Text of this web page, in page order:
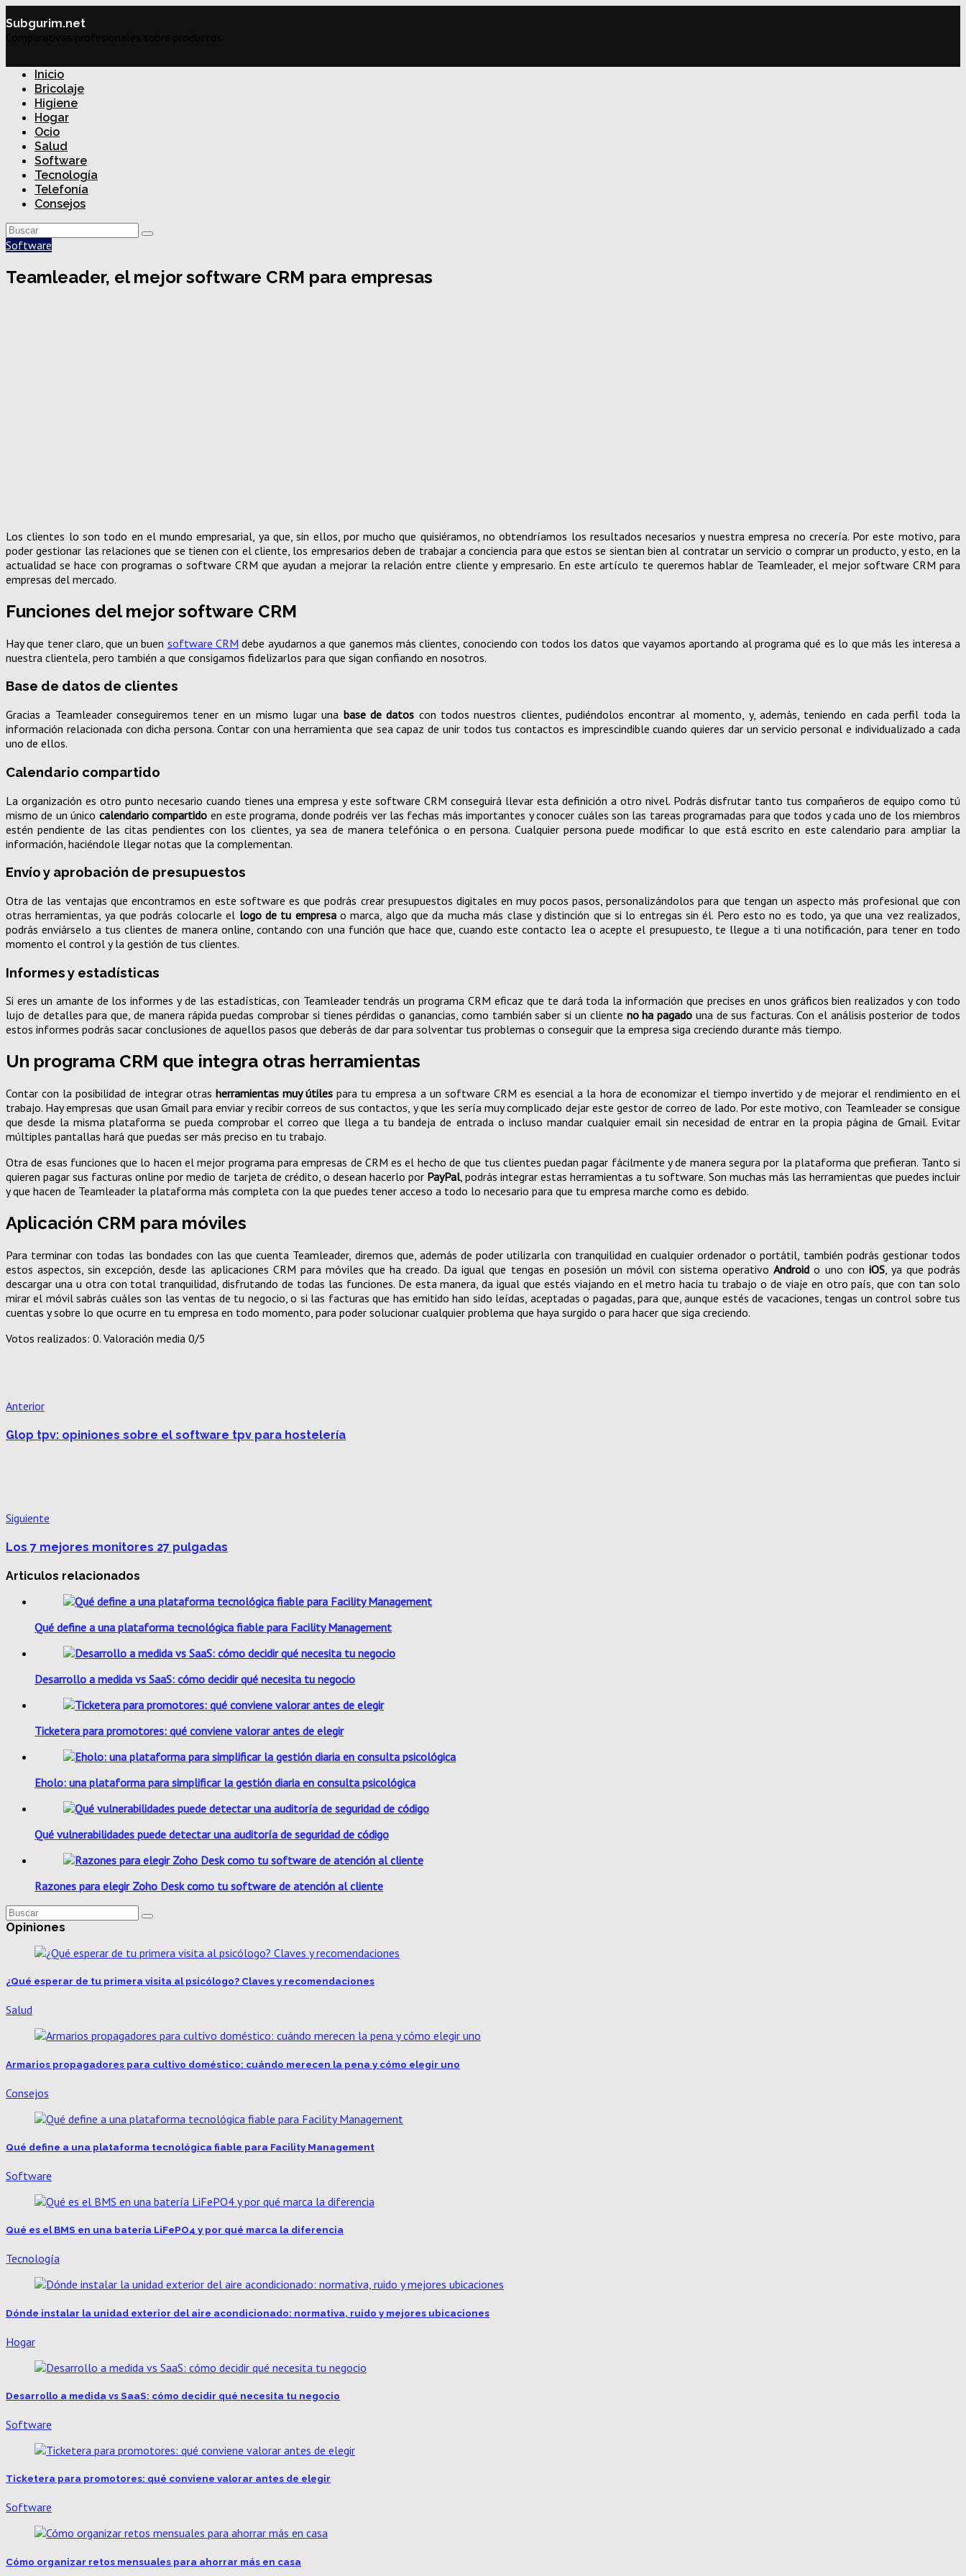
Subgurim.net
Inicio
Bricolaje
Higiene
Hogar
Ocio
Salud
Software
Tecnología
Telefonía
Consejos
Software
Teamleader, el mejor software CRM para empresas
Los clientes lo son todo en el mundo empresarial, ya que, sin ellos, por mucho que quisiéramos, no obtendríamos los resultados necesarios y nuestra empresa no crecería. Por este motivo, para
poder gestionar las relaciones que se tienen con el cliente, los empresarios deben de trabajar a conciencia para que estos se sientan bien al contratar un servicio o comprar un producto, y esto, en la
actualidad se hace con programas o software CRM que ayudan a mejorar la relación entre cliente y empresario. En este artículo te queremos hablar de Teamleader, el mejor software CRM para
empresas del mercado.
Funciones del mejor software CRM
Hay que tener claro, que un buen software CRM debe ayudarnos a que ganemos más clientes, conociendo con todos los datos que vayamos aportando al programa qué es lo que más les interesa a
nuestra clientela, pero también a que consigamos fidelizarlos para que sigan confiando en nosotros.
Base de datos de clientes
Gracias a Teamleader conseguiremos tener en un mismo lugar una base de datos con todos nuestros clientes, pudiéndolos encontrar al momento, y, además, teniendo en cada perfil toda la
información relacionada con dicha persona. Contar con una herramienta que sea capaz de unir todos tus contactos es imprescindible cuando quieres dar un servicio personal e individualizado a cada
uno de ellos.
Calendario compartido
La organización es otro punto necesario cuando tienes una empresa y este software CRM conseguirá llevar esta definición a otro nivel. Podrás disfrutar tanto tus compañeros de equipo como tú
mismo de un único calendario compartido en este programa, donde podréis ver las fechas más importantes y conocer cuáles son las tareas programadas para que todos y cada uno de los miembros
estén pendiente de las citas pendientes con los clientes, ya sea de manera telefónica o en persona. Cualquier persona puede modificar lo que está escrito en este calendario para ampliar la
información, haciéndole llegar notas que la complementan.
Envío y aprobación de presupuestos
Otra de las ventajas que encontramos en este software es que podrás crear presupuestos digitales en muy pocos pasos, personalizándolos para que tengan un aspecto más profesional que con
otras herramientas, ya que podrás colocarle el logo de tu empresao marca, algo que da mucha más clase y distinción que si lo entregas sin él. Pero esto no es todo, ya que una vez realizados,
podrás enviárselo a tus clientes de manera online, contando con una función que hace que, cuando este contacto lea o acepte el presupuesto, te llegue a ti una notificación, para tener en todo
momento el control y la gestión de tus clientes.
Informes y estadísticas
Si eres un amante de los informes y de las estadísticas, con Teamleader tendrás un programa CRM eficaz que te dará toda la información que precises en unos gráficos bien realizados y con todo
lujo de detalles para que, de manera rápida puedas comprobar si tienes pérdidas o ganancias, como también saber si un cliente no ha pagado una de sus facturas. Con el análisis posterior de todos
estos informes podrás sacar conclusiones de aquellos pasos que deberás de dar para solventar tus problemas o conseguir que la empresa siga creciendo durante más tiempo.
Un programa CRM que integra otras herramientas
Contar con la posibilidad de integrar otras herramientas muy útiles para tu empresa a un software CRM es esencial a la hora de economizar el tiempo invertido y de mejorar el rendimiento en el
trabajo. Hay empresas que usan Gmail para enviar y recibir correos de sus contactos, y que les sería muy complicado dejar este gestor de correo de lado. Por este motivo, con Teamleader se consigue
que desde la misma plataforma se pueda comprobar el correo que llega a tu bandeja de entrada o incluso mandar cualquier email sin necesidad de entrar en la propia página de Gmail. Evitar
múltiples pantallas hará que puedas ser más preciso en tu trabajo.
Otra de esas funciones que lo hacen el mejor programa para empresas de CRM es el hecho de que tus clientes puedan pagar fácilmente y de manera segura por la plataforma que prefieran. Tanto si
quieren pagar sus facturas online por medio de tarjeta de crédito, o desean hacerlo por PayPal, podrás integrar estas herramientas a tu software. Son muchas más las herramientas que puedes incluir
y que hacen de Teamleader la plataforma más completa con la que puedes tener acceso a todo lo necesario para que tu empresa marche como es debido.
Aplicación CRM para móviles
Para terminar con todas las bondades con las que cuenta Teamleader, diremos que, además de poder utilizarla con tranquilidad en cualquier ordenador o portátil, también podrás gestionar todos
estos aspectos, sin excepción, desde las aplicaciones CRM para móviles que ha creado. Da igual que tengas en posesión un móvil con sistema operativoAndroid o uno con iOS, ya que podrás
descargar una u otra con total tranquilidad, disfrutando de todas las funciones. De esta manera, da igual que estés viajando en el metro hacia tu trabajo o de viaje en otro país, que con tan solo
mirar el móvil sabrás cuáles son las ventas de tu negocio, o si las facturas que has emitido han sido leídas, aceptadas o pagadas, para que, aunque estés de vacaciones, tengas un control sobre tus
cuentas y sobre lo que ocurre en tu empresa en todo momento, para poder solucionar cualquier problema que haya surgido o para hacer que siga creciendo.
Votos realizados: 0. Valoración media 0/5
Anterior
Glop tpv: opiniones sobre el software tpv para hostelería
Siguiente
Los 7 mejores monitores 27 pulgadas
Articulos relacionados
Qué define a una plataforma tecnológica fiable para Facility Management
Desarrollo a medida vs SaaS: cómo decidir qué necesita tu negocio
Ticketera para promotores: qué conviene valorar antes de elegir
Eholo: una plataforma para simplificar la gestión diaria en consulta psicológica
Qué vulnerabilidades puede detectar una auditoría de seguridad de código
Razones para elegir Zoho Desk como tu software de atención al cliente
Opiniones
¿Qué esperar de tu primera visita al psicólogo? Claves y recomendaciones
Salud
Armarios propagadores para cultivo doméstico: cuándo merecen la pena y cómo elegir uno
Consejos
Qué define a una plataforma tecnológica fiable para Facility Management
Software
Qué es el BMS en una batería LiFePO4 y por qué marca la diferencia
Tecnología
Dónde instalar la unidad exterior del aire acondicionado: normativa, ruido y mejores ubicaciones
Hogar
Desarrollo a medida vs SaaS: cómo decidir qué necesita tu negocio
Software
Ticketera para promotores: qué conviene valorar antes de elegir
Software
Cómo organizar retos mensuales para ahorrar más en casa